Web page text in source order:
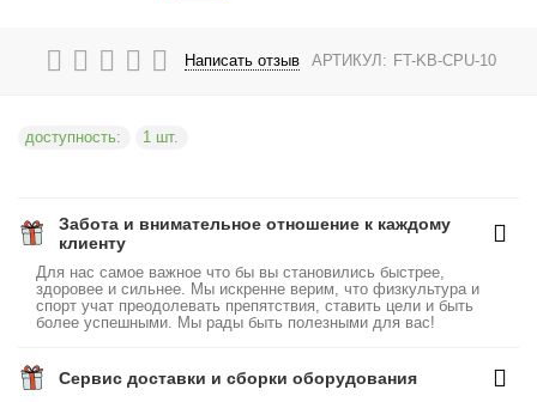
Написать отзыв АРТИКУЛ: FT-KB-CPU-10
доступность: 1 шт.
Забота и внимательное отношение к каждому
клиенту
Для нас самое важное что бы вы становились быстрее,
здоровее и сильнее. Мы искренне верим, что физкультура и
спорт учат преодолевать препятствия, ставить цели и быть
более успешными. Мы рады быть полезными для вас!
Сервис доставки и сборки оборудования